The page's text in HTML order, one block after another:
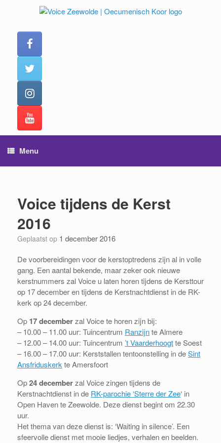
Menu
Voice tijdens de Kerst
2016
Geplaatst op 1 december 2016
De voorbereidingen voor de kerstoptredens zijn al in volle
gang. Een aantal bekende, maar zeker ook nieuwe
kerstnummers zal Voice u laten horen tijdens de Kersttour
op 17 december en tijdens de Kerstnachtdienst in de RK-
kerk op 24 december.
Op 17 decemberzal Voice te horen zijn bij:
– 10.00 – 11.00 uur: Tuincentrum Ranzijnte Almere
– 12.00 – 14.00 uur: Tuincentrum ’t Vaarderhoogtte Soest
– 16.00 – 17.00 uur: Kerststallen tentoonstelling in deSint
Ansfriduskerk te Amersfoort
Op24 decemberzal Voice zingen tijdens de
Kerstnachtdienst in de RK-parochie ‘Sterre der Zee‘ in
Open Haven te Zeewolde. Deze dienst begint om 22.30
uur.
Het thema van deze dienst is: ‘Waiting in silence’. Een
sfeervolle dienst met mooie liedjes, verhalen en beelden.